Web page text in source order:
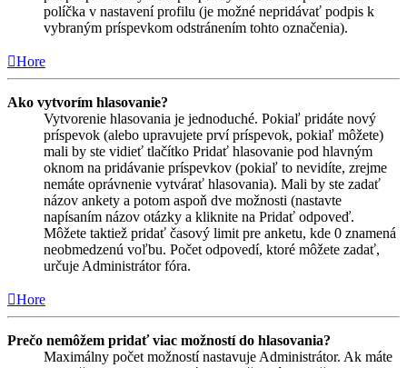
políčka v nastavení profilu (je možné nepridávať podpis k
vybraným príspevkom odstránením tohto označenia).
Hore
Ako vytvorím hlasovanie?
Vytvorenie hlasovania je jednoduché. Pokiaľ pridáte nový
príspevok (alebo upravujete prví príspevok, pokiaľ môžete)
mali by ste vidieť tlačítko Pridať hlasovanie pod hlavným
oknom na pridávanie príspevkov (pokiaľ to nevidíte, zrejme
nemáte oprávnenie vytvárať hlasovania). Mali by ste zadať
názov ankety a potom aspoň dve možnosti (nastavte
napísaním názov otázky a kliknite na Pridať odpoveď.
Môžete taktiež pridať časový limit pre anketu, kde 0 znamená
neobmedzenú voľbu. Počet odpovedí, ktoré môžete zadať,
určuje Administrátor fóra.
Hore
Prečo nemôžem pridať viac možností do hlasovania?
Maximálny počet možností nastavuje Administrátor. Ak máte